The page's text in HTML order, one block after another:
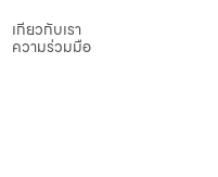
เกี่ยวกับเรา
ความร่วมมือ